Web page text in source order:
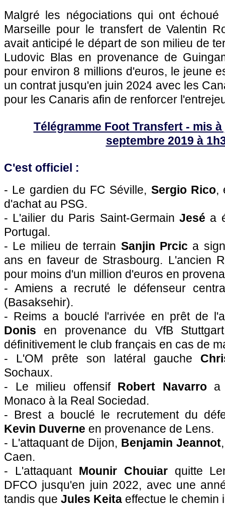
Malgré les négociations qui ont échoué
Marseille pour le transfert de Valentin
avait anticipé le départ de son milieu de
Ludovic Blas en provenance de
pour environ 8 millions d'euros, le jeune
un contrat jusqu'en juin 2024 avec les
pour les Canaris afin de renforcer
Télégramme Foot Transfert - mis
septembre 2019 à
C'est officiel :
- Le gardien du FC Séville, Sergio Rico,
d'achat au PSG.
- L'ailier du Paris Saint-Germain Jesé a
Portugal.
- Le milieu de terrain Sanjin Prcic a
ans en faveur de Strasbourg. L'ancien
pour moins d'un million d'euros en
- Amiens a recruté le défenseur
(Basaksehir).
- Reims a bouclé l'arrivée en prêt de
Donis en provenance du VfB
définitivement le club français en cas de
- L'OM prête son latéral gauche
Sochaux.
- Le milieu offensif Robert Navarroa
Monaco à la Real Sociedad.
- Brest a bouclé le recrutement du
Kevin Duverne en provenance de Lens.
- L'attaquant de Dijon, Benjamin Jeannot
Caen.
- L'attaquant Mounir Chouiarquitte
DFCO jusqu'en juin 2022, avec une
tandis que Jules Keita effectue le chemin